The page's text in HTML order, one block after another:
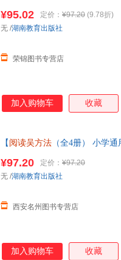
单，本店所有商品均可开票】
¥95.02 定价： ¥97.20 (9.78折)
荣锦图书专营店
无 /湖南教育出版社
加入购物车 收藏
【 阅读吴方法 （全4册） 小学
单，本店所有商品均可开票】
¥97.20 定价： ¥97.20
西安名州图书专营店
无 /湖南教育出版社
加入购物车 收藏